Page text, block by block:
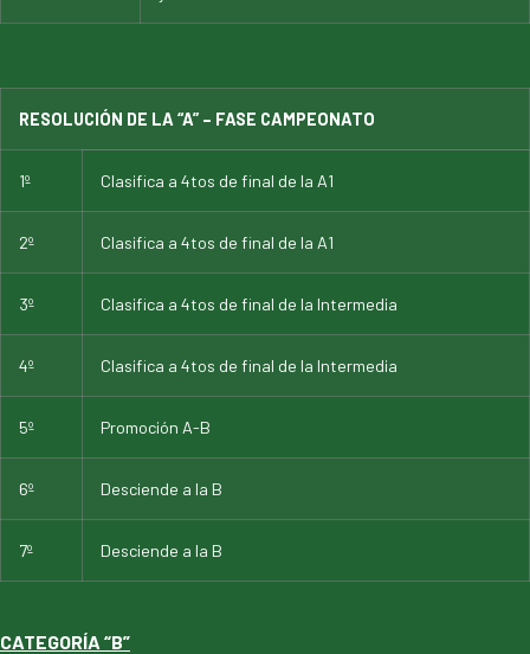
RESOLUCIÓN DE LA “A” – FASE CAMPEONATO
1º Clasifica a 4tos de final de la A1
2º Clasifica a 4tos de final de la A1
3º Clasifica a 4tos de final de la Intermedia
4º Clasifica a 4tos de final de la Intermedia
5º Promoción A-B
6º Desciende a la B
7º Desciende a la B
CATEGORÍA “B”